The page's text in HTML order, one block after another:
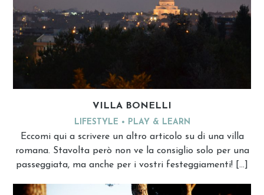
VILLA BONELLI
LIFESTYLE PLAY & LEARN
Eccomi qui a scrivere un altro articolo su di una villa
romana. Stavolta però non ve la consiglio solo per una
passeggiata, ma anche per i vostri festeggiamenti! […]